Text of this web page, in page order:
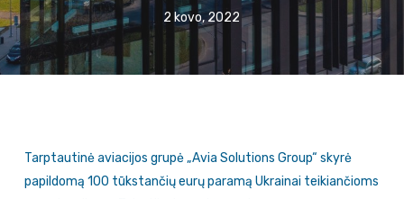
2 kovo, 2022
Tarptautinė aviacijos grupė „Avia Solutions Group“ skyrė
papildomą 100 tūkstančių eurų paramą Ukrainai teikiančioms